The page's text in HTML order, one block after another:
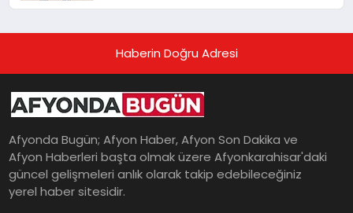
Haberin Doğru Adresi
Afyonda Bugün; Afyon Haber, Afyon Son Dakika ve
Afyon Haberleri başta olmak üzere Afyonkarahisar'daki
güncel gelişmeleri anlık olarak takip edebileceğiniz
yerel haber sitesidir.